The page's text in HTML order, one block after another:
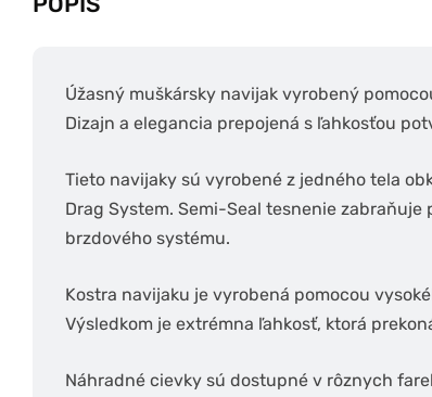
Úžasný muškársky navijak vyrobený
Dizajn a elegancia prepojená s ľahkosťou
Tieto navijaky sú vyrobené z jedného tela
Drag System. Semi-Seal tesnenie
brzdového systému.
Kostra navijaku je vyrobená pomocou
Výsledkom je extrémna ľahkosť, ktorá
Náhradné cievky sú dostupné v rôznych